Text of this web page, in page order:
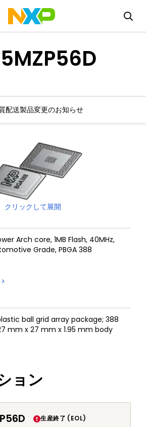
配送製品変更のお知らせ
クリックして展開
Arch core, 1MB Flash, 40MHz,
Grade, PBGA 388
ball grid array package; 388
mm x 27 mm x 1.95 mm body
ョン
生産終了 (EOL)